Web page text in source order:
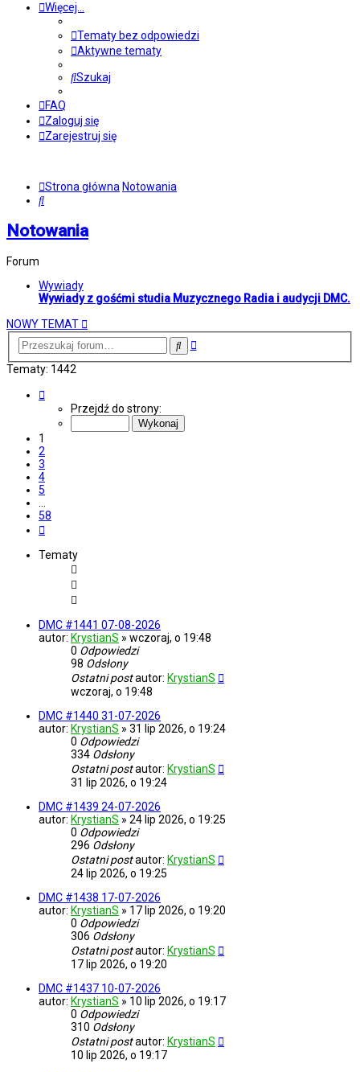
Więcej…
Tematy bez odpowiedzi
Aktywne tematy
Szukaj
FAQ
Zaloguj się
Zarejestruj się
Strona główna Notowania
Szukaj
Notowania
Forum
Wywiady
Wywiady z gośćmi studia Muzycznego Radia i audycji DMC.
NOWY TEMAT
SzukajWyszukiwanie
Tematy: 1442
Przejdź do strony:
1
2
3
4
5
…
58
Tematy
DMC #1441 07-08-2026
autor: KrystianS » wczoraj, o 19:48
0 Odpowiedzi
98 Odsłony
Ostatni postautor: KrystianS
wczoraj, o 19:48
DMC #1440 31-07-2026
autor: KrystianS » 31 lip 2026, o 19:24
0 Odpowiedzi
334 Odsłony
Ostatni postautor: KrystianS
31 lip 2026, o 19:24
DMC #1439 24-07-2026
autor: KrystianS » 24 lip 2026, o 19:25
0 Odpowiedzi
296 Odsłony
Ostatni postautor: KrystianS
24 lip 2026, o 19:25
DMC #1438 17-07-2026
autor: KrystianS » 17 lip 2026, o 19:20
0 Odpowiedzi
306 Odsłony
Ostatni postautor: KrystianS
17 lip 2026, o 19:20
DMC #1437 10-07-2026
autor: KrystianS » 10 lip 2026, o 19:17
0 Odpowiedzi
310 Odsłony
Ostatni postautor: KrystianS
10 lip 2026, o 19:17